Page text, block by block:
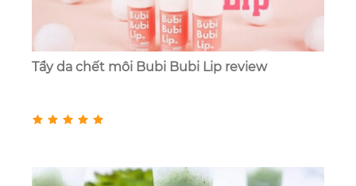
Tẩy da chết môi Bubi Bubi Lip review